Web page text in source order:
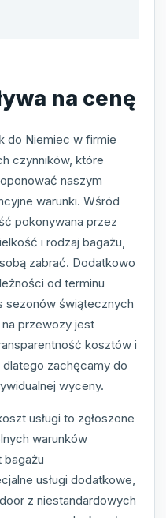
na cenę
do Niemiec w firmie
czynników, które
naszym
warunki. Wśród
pokonywana przez
i rodzaj bagażu,
zabrać. Dodatkowo
od terminu
sezonów świątecznych
przewozy jest
kosztów i
zachęcamy do
wyceny.
usługi to zgłoszone
warunków
bagażu
usługi dodatkowe,
z niestandardowych